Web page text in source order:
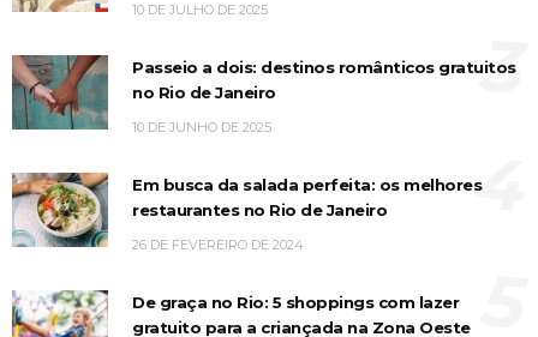
10 DE JULHO DE 2025
Passeio a dois: destinos românticos gratuitos
no Rio de Janeiro
10 DE JUNHO DE 2025
3
Em busca da salada perfeita: os melhores
restaurantes no Rio de Janeiro
26 DE FEVEREIRO DE 2024
4
De graça no Rio: 5 shoppings com lazer
gratuito para a criançada na Zona Oeste